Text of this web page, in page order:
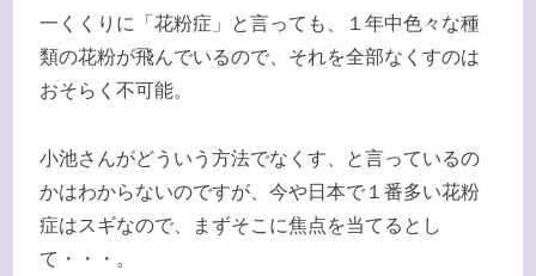
一くくりに「花粉症」と言っても、１年中色々な種
類の花粉が飛んでいるので、それを全部なくすのは
おそらく不可能。
小池さんがどういう方法でなくす、と言っているの
かはわからないのですが、今や日本で１番多い花粉
症はスギなので、まずそこに焦点を当てるとし
て・・・。